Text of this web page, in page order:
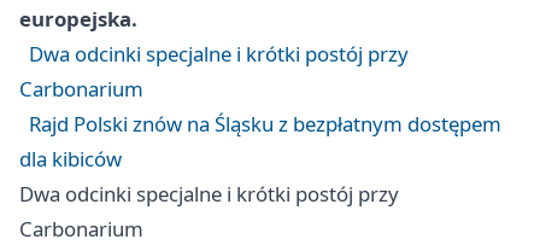
europejska.
Dwa odcinki specjalne i krótki postój przy
Carbonarium
Rajd Polski znów na Śląsku z bezpłatnym dostępem
dla kibiców
Dwa odcinki specjalne i krótki postój przy
Carbonarium